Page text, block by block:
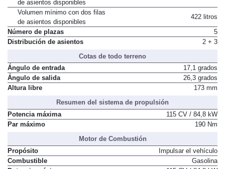
de asientos disponibles
Volumen mínimo con dos filas
de asientos disponibles
422 litros
Número de plazas
5
Distribución de asientos
2 + 3
Cotas de todo terreno
Ángulo de entrada
17,1 grados
Ángulo de salida
26,3 grados
Altura libre
173 mm
Resumen del sistema de propulsión
Potencia máxima
115 CV / 84,8 kW
Par máximo
190 Nm
Motor de Combustión
Propósito
Impulsar el vehículo
Combustible
Gasolina